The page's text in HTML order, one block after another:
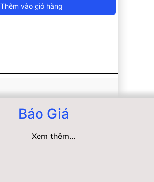
Thêm vào giỏ hàng
Báo Giá
Xem thêm...